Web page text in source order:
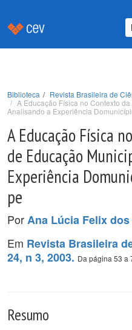
Biblioteca
Revista Brasileira de
A Educação Física no Contexto
Analisando a Experiência
A Educação Física
de Educação
Experiência
pe
PorAna Lúcia Felix
Em Revista Brasileira
24, n 3, 2003. Da página 53 a
Resumo